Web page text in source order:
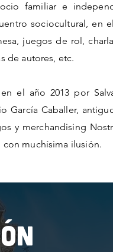
familiar e
sociocultural, en
juegos de rol,
de autores, etc.
el año 2013 por
García Caballer,
y merchandising
con muchísima ilusión.